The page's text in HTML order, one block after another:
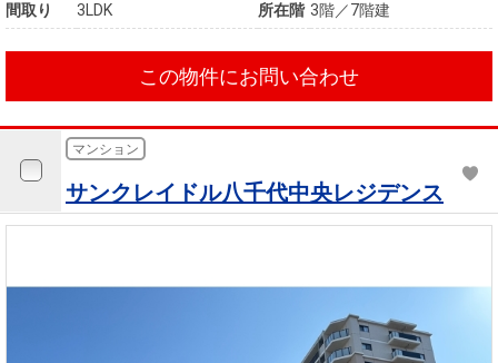
間取り
3LDK 所在階 3階／7階建
この物件にお問い合わせ
マンション
サンクレイドル八千代中央レジデンス